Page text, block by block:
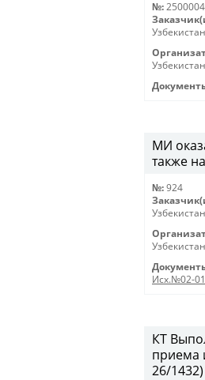
№:
МИ
также
№: 924
Исх.№02-
КТ
приема
26/1432)